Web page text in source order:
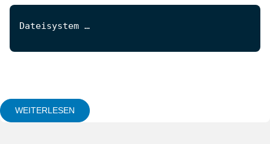
Dateisystem …
WEITERLESEN